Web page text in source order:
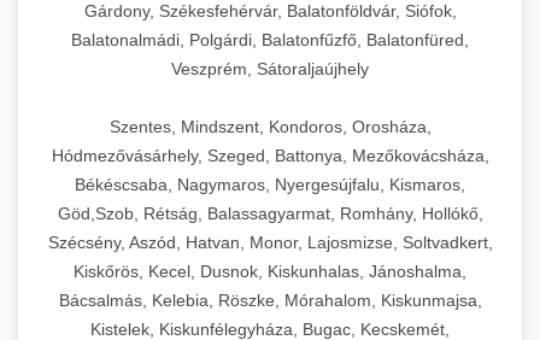
Gárdony, Székesfehérvár, Balatonföldvár, Siófok,
Balatonalmádi, Polgárdi, Balatonfűzfő, Balatonfüred,
Veszprém, Sátoraljaújhely
Szentes, Mindszent, Kondoros, Orosháza,
Hódmezővásárhely, Szeged, Battonya, Mezőkovácsháza,
Békéscsaba, Nagymaros, Nyergesújfalu, Kismaros,
Göd,Szob, Rétság, Balassagyarmat, Romhány, Hollókő,
Szécsény, Aszód, Hatvan, Monor, Lajosmizse, Soltvadkert,
Kiskőrös, Kecel, Dusnok, Kiskunhalas, Jánoshalma,
Bácsalmás, Kelebia, Röszke, Mórahalom, Kiskunmajsa,
Kistelek, Kiskunfélegyháza, Bugac, Kecskemét,